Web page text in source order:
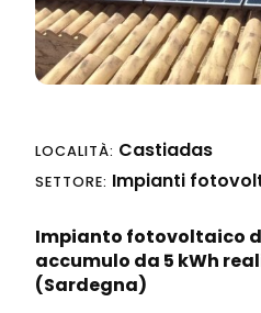
Progettazione integrata
Sicurezza sul lavoro e
Richiedi preventivo
LOCALITÀ: Castiadas
SETTORE: Impianti
Impianto fotovoltaico
accumulo da 5 kWh
(Sardegna)